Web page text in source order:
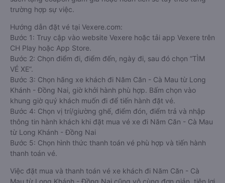
trường hợp sự việc.
Hướng dẫn đặt vé tại Vexere.com:
Bước 1: Truy cập vào website Vexere hoặc tải app Vexere trên
CH Play hoặc App Store.
Bước 2: Chọn điểm đi, điểm đến, ngày đi, sau đó chọn “TÌM
VÉ XE”.
Bước 3: Chọn hãng xe khách đi Năm Căn - Cà Mau từ Long
Khánh - Đồng Nai, giờ khởi hành phù hợp. Bấm chọn vào
khung giờ quý khách muốn đi để tiến hành đặt vé.
Bước 4: Chọn vị trí/giường ghế, điểm đón, điểm trả và nhập
thông tin hành khách khi đặt mua vé xe đi Năm Căn - Cà Mau
từ Long Khánh - Đồng Nai
Bước 5: Chọn hình thức thanh toán vé phù hợp và tiến hành
thanh toán vé.
Việc đặt mua và thanh toán vé xe khách đi Năm Căn - Cà
Mau từ Long Khánh - Đồng Nai cũng vô cùng đơn giản, tiện lợi